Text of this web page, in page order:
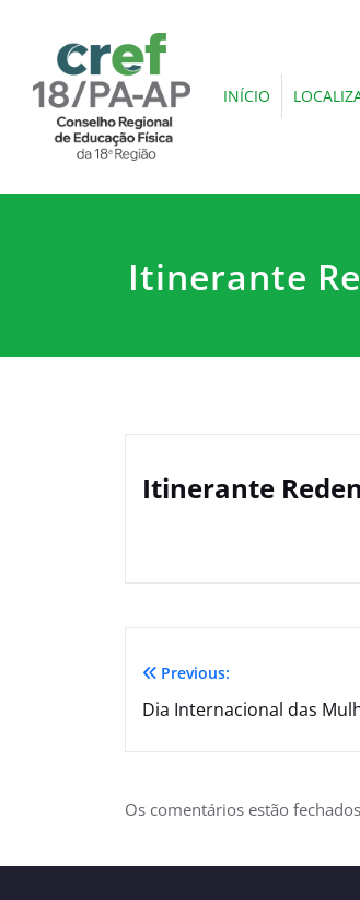
INÍCIO
Itinerante
Itinerante
Previous:
Dia Internacional das
Os comentários estão